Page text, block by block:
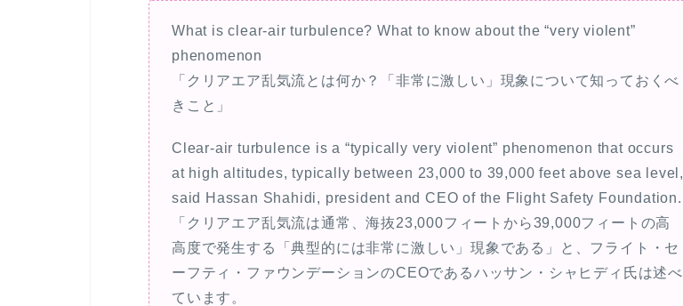
What is clear-air turbulence? What to know about the “very violent”
phenomenon
「クリアエア乱気流とは何か？「非常に激しい」現象について知っておくべ
きこと」
Clear-air turbulence is a “typically very violent” phenomenon that occurs
at high altitudes, typically between 23,000 to 39,000 feet above sea level,
said Hassan Shahidi, president and CEO of the Flight Safety Foundation.
「クリアエア乱気流は通常、海抜23,000フィートから39,000フィートの高
高度で発生する「典型的には非常に激しい」現象である」と、フライト・セ
ーフティ・ファウンデーションのCEOであるハッサン・シャヒディ氏は述べ
ています。